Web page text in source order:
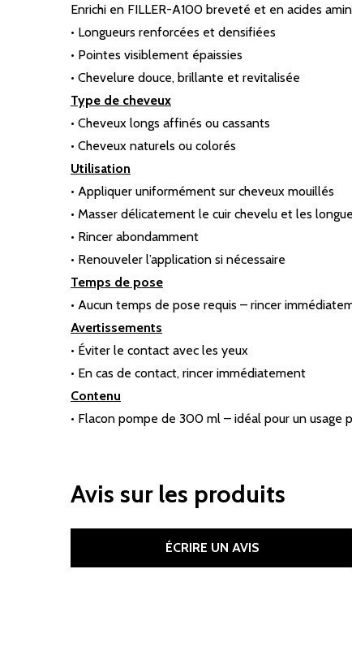
Enrichi en FILLER-A100 breveté et en acides
• Longueurs renforcées et densifiées
• Pointes visiblement épaissies
• Chevelure douce, brillante et revitalisée
Type de cheveux
• Cheveux longs affinés ou cassants
• Cheveux naturels ou colorés
Utilisation
• Appliquer uniformément sur cheveux mouillés
• Masser délicatement le cuir chevelu et les
• Rincer abondamment
• Renouveler l’application si nécessaire
Temps de pose
• Aucun temps de pose requis – rincer
Avertissements
• Éviter le contact avec les yeux
• En cas de contact, rincer immédiatement
Contenu
• Flacon pompe de 300 ml – idéal pour un usage
Avis sur les produits
ÉCRIRE UN AVIS